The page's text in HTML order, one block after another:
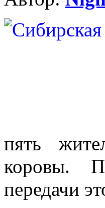
пять
коровы.
передачи